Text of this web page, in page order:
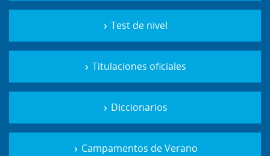
Test de nivel
Titulaciones oficiales
Diccionarios
Campamentos de Verano